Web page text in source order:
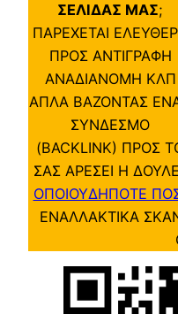
ΣΕΛΙΔΑΣ ΜΑΣ;
ΠΑΡΕΧΕΤΑΙ
ΠΡΟΣ ΑΝΤΙΓΡΑΦΗ
ΑΝΑΔΙΑΝΟΜΗ ΚΛΠ
ΑΠΛΑ ΒΑΖΟΝΤΑΣ
ΣΥΝΔΕΣΜΟ
(BACKLINK) ΠΡΟΣ
ΣΑΣ ΑΡΕΣΕΙ Η
ΟΠΟΙΟΥΔΗΠΟΤΕ
ΕΝΑΛΛΑΚΤΙΚΑ